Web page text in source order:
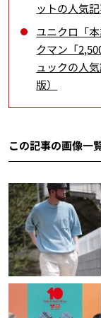
ットの人気
ユニクロ「
クマン「
ュックの人
版）
この記事の画像一